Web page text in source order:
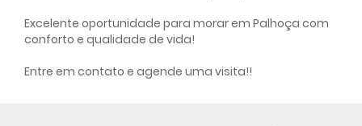
Excelente oportunidade para morar em Palhoça com
conforto e qualidade de vida!
Entre em contato e agende uma visita!!